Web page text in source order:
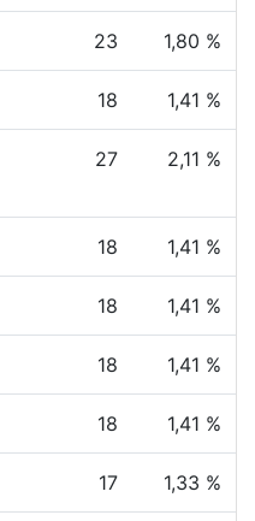
23 1,80 %
18 1,41 %
27 2,11 %
18 1,41 %
18 1,41 %
18 1,41 %
18 1,41 %
17 1,33 %